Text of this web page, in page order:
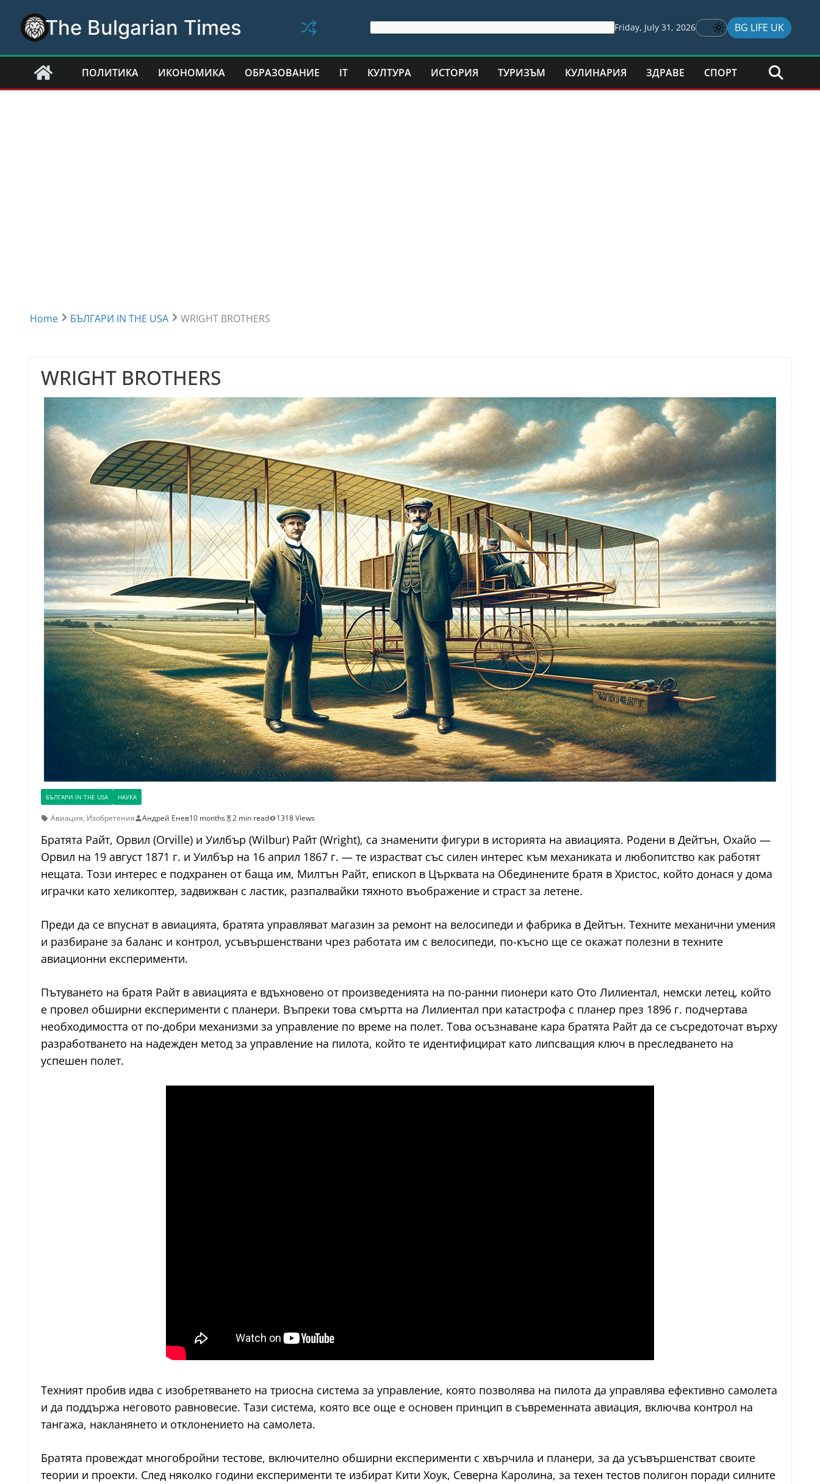
content
The Bulgarian Times Friday, July 31, 2026 BG LIFE UK
ПОЛИТИКА ИКОНОМИКА ОБРАЗОВАНИЕ IT КУЛТУРА ИСТОРИЯ ТУРИЗЪМ КУЛИНАРИЯ ЗДРАВЕ СПОРТ
Home БЪЛГАРИ IN THE USA WRIGHT BROTHERS
WRIGHT BROTHERS
БЪЛГАРИ IN THE USA НАУКА
Авиация, Изобретения Андрей Енев10 months 2 min read 1318 Views
Братята Райт, Орвил (Orville) и Уилбър (Wilbur) Райт (Wright), са знаменити фигури в историята на авиацията. Родени в Дейтън, Охайо —
Орвил на 19 август 1871 г. и Уилбър на 16 април 1867 г. — те израстват със силен интерес към механиката и любопитство как работят
нещата. Този интерес е подхранен от баща им, Милтън Райт, епископ в Църквата на Обединените братя в Христос, който донася у дома
играчки като хеликоптер, задвижван с ластик, разпалвайки тяхното въображение и страст за летене.
Преди да се впуснат в авиацията, братята управляват магазин за ремонт на велосипеди и фабрика в Дейтън. Техните механични умения
и разбиране за баланс и контрол, усъвършенствани чрез работата им с велосипеди, по-късно ще се окажат полезни в техните
авиационни експерименти.
Пътуването на братя Райт в авиацията е вдъхновено от произведенията на по-ранни пионери като Ото Лилиентал, немски летец, който
е провел обширни експерименти с планери. Въпреки това смъртта на Лилиентал при катастрофа с планер през 1896 г. подчертава
необходимостта от по-добри механизми за управление по време на полет. Това осъзнаване кара братята Райт да се съсредоточат върху
разработването на надежден метод за управление на пилота, който те идентифицират като липсващия ключ в преследването на
успешен полет.
Техният пробив идва с изобретяването на триосна система за управление, която позволява на пилота да управлява ефективно самолета
и да поддържа неговото равновесие. Тази система, която все още е основен принцип в съвременната авиация, включва контрол на
тангажа, накланянето и отклонението на самолета.
Братята провеждат многобройни тестове, включително обширни експерименти с хвърчила и планери, за да усъвършенстват своите
теории и проекти. След няколко години експерименти те избират Кити Хоук, Северна Каролина, за техен тестов полигон поради силните